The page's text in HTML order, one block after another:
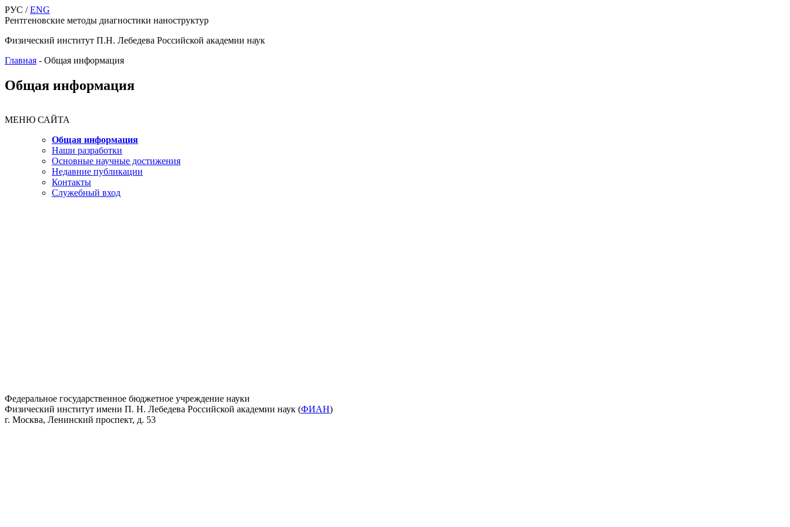
РУС /ENG
Рентгеновские методы диагностики наноструктур
Физический институт П.Н. Лебедева Российской академии наук
Главная - Общая информация
Общая информация
МЕНЮ САЙТА
Общая информация
Наши разработки
Основные научные достижения
Недавние публикации
Контакты
Служебный вход
Федеральное государственное бюджетное учреждение науки
Физический институт имени П. Н. Лебедева Российской академии наук (ФИАН)
г. Москва, Ленинский проспект, д. 53